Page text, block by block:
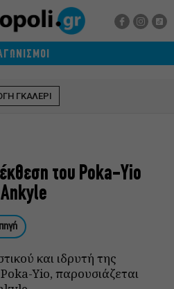
ΓΚΑΛΕΡΙ
του Poka-Yio
και ιδρυτή της
Yio, παρουσιάζεται